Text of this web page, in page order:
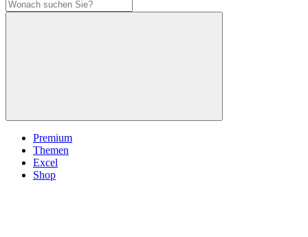
Premium
Themen
Excel
Shop